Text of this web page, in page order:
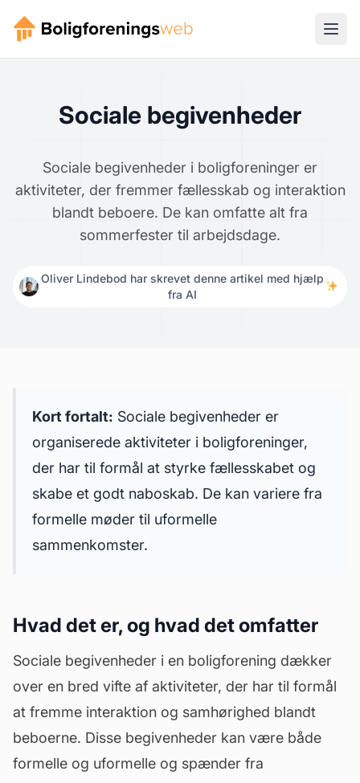
Sociale begivenheder
Sociale begivenheder i boligforeninger er
aktiviteter, der fremmer fællesskab og interaktion
blandt beboere. De kan omfatte alt fra
sommerfester til arbejdsdage.
Oliver Lindebod har skrevet denne artikel med hjælp
fra AI
Kort fortalt: Sociale begivenheder er
organiserede aktiviteter i boligforeninger,
der har til formål at styrke fællesskabet og
skabe et godt naboskab. De kan variere fra
formelle møder til uformelle
sammenkomster.
Hvad det er, og hvad det omfatter
Sociale begivenheder i en boligforening dækker
over en bred vifte af aktiviteter, der har til formål
at fremme interaktion og samhørighed blandt
beboerne. Disse begivenheder kan være både
formelle og uformelle og spænder fra